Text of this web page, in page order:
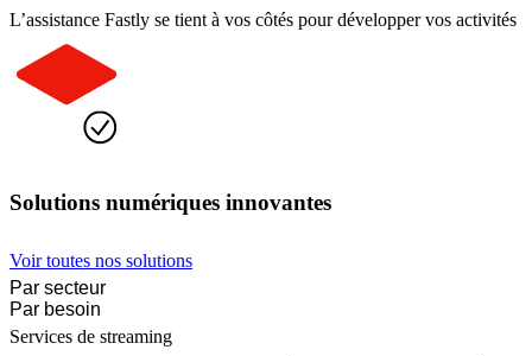
L’assistance Fastly se tient à vos côtés pour développer vos activités
Solutions numériques innovantes
Voir toutes nos solutions
Par secteur
Par besoin
Services de streaming